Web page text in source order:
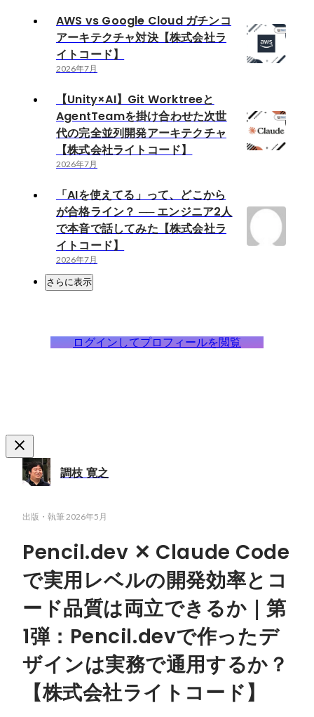
AWS vs Google Cloud ガチンコ
アーキテクチャ対決【株式会社ラ
イトコード】
2026年7月
【Unity×AI】Git Worktreeと
AgentTeamを掛け合わせた次世
代の完全並列開発アーキテクチャ
【株式会社ライトコード】
2026年7月
「AIを使えてる」って、どこから
が合格ライン？ ── エンジニア2人
で本音で話してみた【株式会社ラ
イトコード】
2026年7月
さらに表示
ログインしてプロフィールを閲覧
調枝 寛之
出版・執筆 2026年5月
Pencil.dev ✕ Claude Code
で実用レベルの開発効率とコ
ード品質は両立できるか｜第
1弾：Pencil.devで作ったデ
ザインは実務で通用するか？
【株式会社ライトコード】